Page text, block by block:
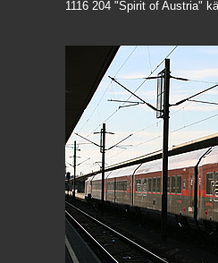
1116 204 "Spirit of Austria"